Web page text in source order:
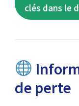
clés dans le
de perte